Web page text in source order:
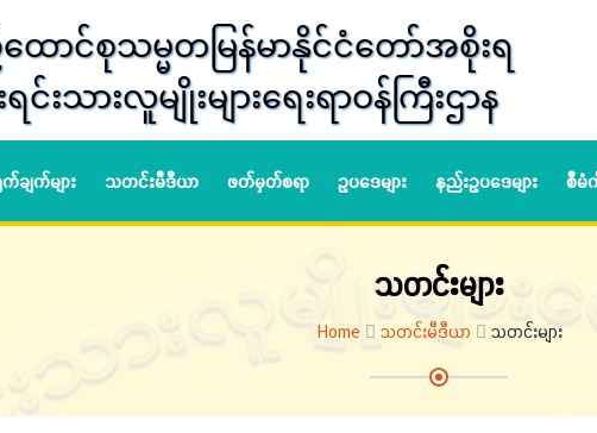
ထောင်စုသမ္မတမြန်မာနိုင်ငံတော်အစိုးရ
င်းသားလူမျိုးများရေးရာဝန်ကြီးဌာန
ျက်များ သတင်းမီဒီယာ ဖတ်မှတ်စရာ ဥပဒေများ နည်းဥပဒေများ စီမံ
သတင်းများ
Home သတင်းမီဒီယာ သတင်းများ